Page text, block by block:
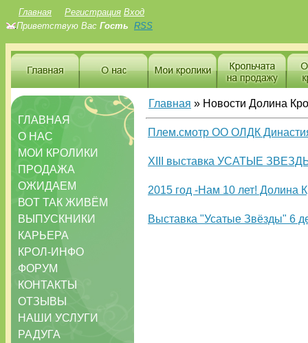
Главная Регистрация Вход
Приветствую Вас Гость RSS
ГЛАВНАЯ
О НАС
МОИ КРОЛИКИ
ПРОДАЖА
ОЖИДАЕМ
ВОТ ТАК ЖИВЁМ
ВЫПУСКНИКИ
КАРЬЕРА
КРОЛ-ИНФО
ФОРУМ
КОНТАКТЫ
ОТЗЫВЫ
НАШИ УСЛУГИ
РАДУГА
Главная » Новости Долина
Плем.смотр ОО ОЛДК
XIII выставка УСАТЫЕ
2015 год -Нам 10 лет! Долина
Выставка "Усатые Звёзды" 6